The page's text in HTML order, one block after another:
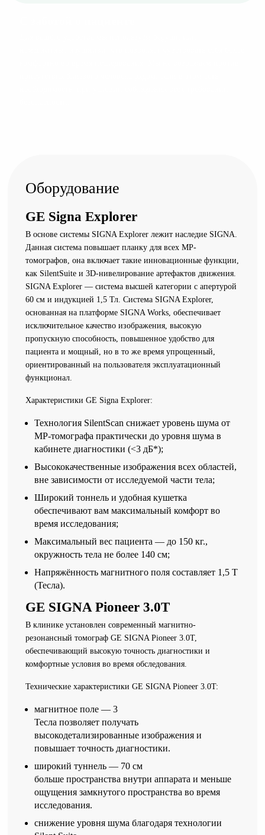
Оборудование
GE Signa Explorer
В основе системы SIGNA Explorer лежит наследие SIGNA.
Данная система повышает планку для всех МР-
томографов, она включает такие инновационные функции,
как SilentSuite и 3D-нивелирование артефактов движения.
SIGNA Explorer — система высшей категории с апертурой
60 см и индукцией 1,5 Тл. Система SIGNA Explorer,
основанная на платформе SIGNA Works, обеспечивает
исключительное качество изображения, высокую
пропускную способность, повышенное удобство для
пациента и мощный, но в то же время упрощенный,
ориентированный на пользователя эксплуатационный
функционал.
Характеристики GE Signa Explorer:
Технология SilentScan снижает уровень шума от
МР-томографа практически до уровня шума в
кабинете диагностики (<3 дБ*);
Высококачественные изображения всех областей,
вне зависимости от исследуемой части тела;
Широкий тоннель и удобная кушетка
обеспечивают вам максимальный комфорт во
время исследования;
Максимальный вес пациента — до 150 кг.,
окружность тела не более 140 см;
Напряжённость магнитного поля составляет 1,5 T
(Тесла).
GE SIGNA Pioneer 3.0T
В клинике установлен современный магнитно-
резонансный томограф GE SIGNA Pioneer 3.0T,
обеспечивающий высокую точность диагностики и
комфортные условия во время обследования.
Технические характеристики GE SIGNA Pioneer 3.0T:
магнитное поле — 3
Тесла позволяет получать
высокодетализированные изображения и
повышает точность диагностики.
широкий туннель — 70 см
больше пространства внутри аппарата и меньше
ощущения замкнутого пространства во время
исследования.
снижение уровня шума благодаря технологии